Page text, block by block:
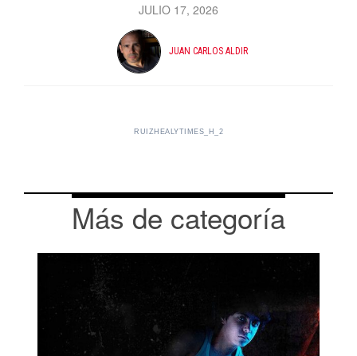
JULIO 17, 2026
JUAN CARLOS ALDIR
RUIZHEALYTIMES_H_2
Más de categoría